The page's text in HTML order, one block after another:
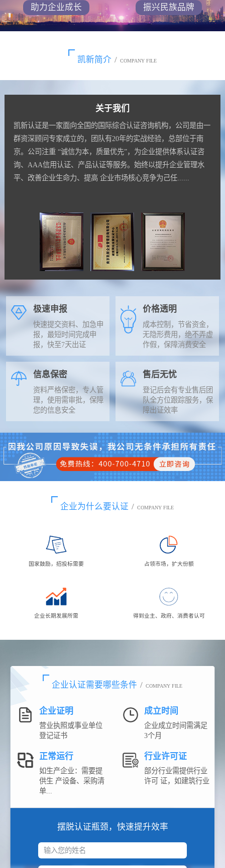
助力企业成长 振兴民族品牌
凯新简介 / COMPANY FILE
关于我们
凯新认证是一家面向全国的国际综合认证咨询机构，公司是由一
群资深顾问专家成立的，团队有20年的实战经验，总部位于南
京。公司注重 “诚信为本，质量优先”，为企业提供体系认证咨
询、AAA信用认证、产品认证等服务。始终以提升企业管理水
平、改善企业生命力、提高 企业市场核心竞争为己任......
极速申报
快速提交资料、加急申
报，最短时间完成申
报，快至7天出证
价格透明
成本控制，节省资金，
无隐形费用，绝不弄虚
作假，保障消费安全
信息保密
资料严格保密，专人管
理，使用需审批，保障
您的信息安全
售后无忧
登记后会有专业售后团
队全方位跟踪服务，保
障出证效率
企业为什么要认证 / COMPANY FILE
国家鼓励，招投标需要 占领市场，扩大份额
企业长期发展所需 得到业主、政府、消费者认可
企业认证需要哪些条件 / COMPANY FILE
企业证明
营业执照或事业单位
登记证书
成立时间
企业成立时间需满足
3个月
正常运行
如生产企业：需要提
供生 产设备、采购清
单...
行业许可证
部分行业需提供行业
许可 证，如建筑行业
摆脱认证瓶颈，快速提升效率
输入您的姓名